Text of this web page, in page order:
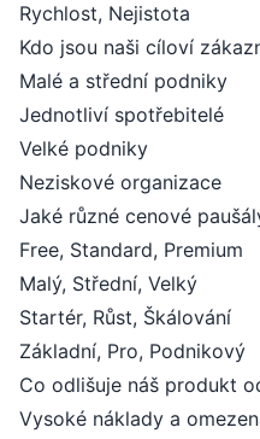
Rychlost, Nejistota
Kdo jsou naši cíloví
Malé a střední podniky
Jednotliví spotřebitelé
Velké podniky
Neziskové organizace
Jaké různé cenové
Free, Standard, Premium
Malý, Střední, Velký
Startér, Růst, Škálování
Základní, Pro, Podnikový
Co odlišuje náš produkt
Vysoké náklady a